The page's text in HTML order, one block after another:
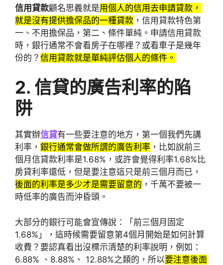
信用貸款顧名思義就是用個人的信用去申請貸款，
就是沒有提供擔保品的一種貸款 ，信用貸款特色第
一、不用擔保品，第二、條件單純。申請信用貸款
時，銀行通常不會看房子在哪裡？或看車子是幾年
份的？ 信用貸款就是單純評估個人的條件。
2. 信貸的廣告利率的陷
阱
其實辦信貸有一些要注意的地方，第一個我們先講
利率， 銀行通常會做所謂的廣告利率 ，比如說前三
個月信貸款利率是1.68%，或許會覺得利率1.68%比
房貸利率還低，但是要注意這只是前三個月而已，
後面的利率是多少才是需要留意的 ，千萬不要被一
時低率的廣告而沖昏頭。
大部分的銀行可能會宣傳說：「前三個月固定
1.68%」，這時候需要留意第4個月開始是如何計算
收費？要認真看出沒標示清楚的利率說明，例如：
6.88% 、8.88%、 12.88%之類的，所以要注意後面